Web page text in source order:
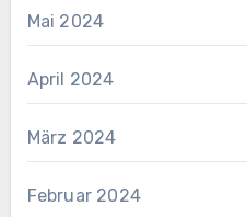
Mai 2024
April 2024
März 2024
Februar 2024